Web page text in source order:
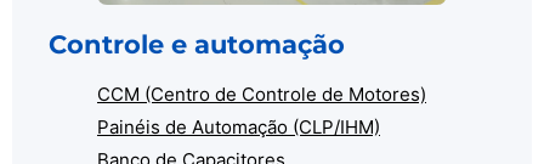
Controle e automação
CCM (Centro de Controle de Motores)
Painéis de Automação (CLP/IHM)